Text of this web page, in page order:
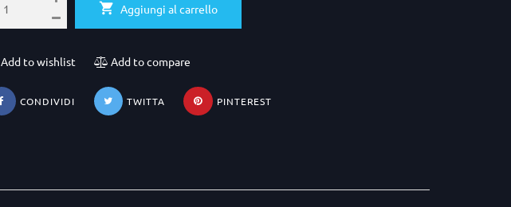
Aggiungi al carrello
Add to wishlist Add to compare
CONDIVIDI TWITTA PINTEREST